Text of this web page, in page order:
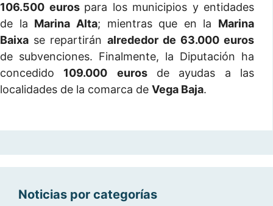
106.500 euros para los municipios y entidades
de la Marina Alta; mientras que en la Marina
Baixa se repartirán alrededor de 63.000 euros
de subvenciones. Finalmente, la Diputación ha
concedido 109.000 eurosde ayudas a las
localidades de la comarca de Vega Baja.
Noticias por categorías